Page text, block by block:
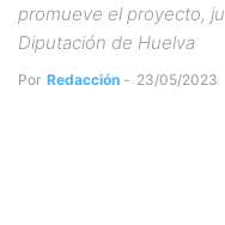
promueve el proyecto,
Diputación de Huelva
Por Redacción - 23/05/2023